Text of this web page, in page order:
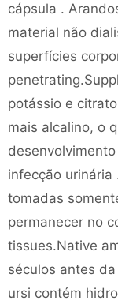
cápsula .
material não
superfícies
potássio e
mais alcalino, o
infecção
tomadas
permanecer no
tissues.Native
séculos antes
ursi contém